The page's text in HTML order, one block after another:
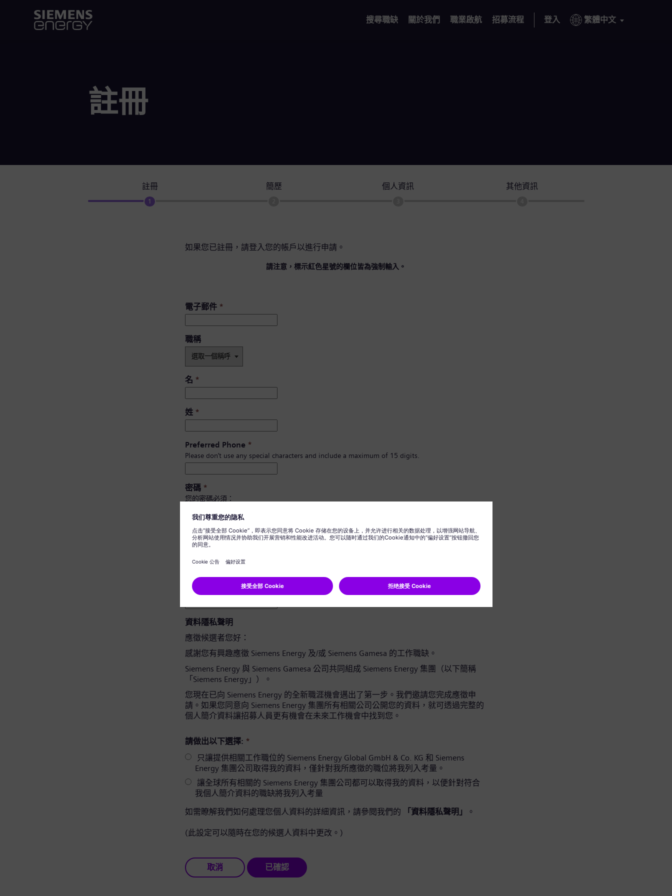
搜尋職缺 關於我們 職業啟航 招募流程 登入 繁體中文
註冊
註冊
1
簡歷 個人資訊 其他資訊
如果您已註冊，請登入您的帳戶以進行申請。
請注意，標示紅色星號的欄位皆為強制輸入。
電子郵件 *
職稱
名 *
姓 *
Preferred Phone *
Please don’t use any special characters and include a maximum of 15 digits.
密碼 *
您的密碼必須：
至少有 8 個字元。
有大小寫字母，並且至少有一個數字及一個符號。
不包含您的任何個人資訊。
密碼確認
資料隱私聲明
應徵候選者您好：
感謝您有興趣應徵 Siemens Energy 及/或 Siemens Gamesa 的工作職缺。
Siemens Energy 與 Siemens Gamesa 公司共同組成 Siemens Energy 集團（以下簡稱
「Siemens Energy」）。
您現在已向 Siemens Energy 的全新職涯機會邁出了第一步。我們邀請您完成應徵申
請。如果您同意向 Siemens Energy 集團所有相關公司公開您的資料，就可透過完整的
個人簡介資料讓招募人員更有機會在未來工作機會中找到您。
請做出以下選擇: *
只讓提供相關工作職位的 Siemens Energy Global GmbH & Co. KG 和 Siemens
Energy 集團公司取得我的資料，僅針對我所應徵的職位將我列入考量。
讓全球所有相關的 Siemens Energy 集團公司都可以取得我的資料，以便針對符合
我個人簡介資料的職缺將我列入考量
如需瞭解我們如何處理您個人資料的詳細資訊，請參閱我們的
「資料隱私聲明」 。
(此設定可以隨時在您的候選人資料中更改。)
取消 已確認